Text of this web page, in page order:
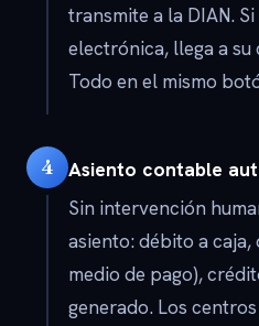
transmite a la DIAN.
electrónica, llega a su
Todo en el mismo
4 Asiento contable
Sin intervención
asiento: débito a caja,
medio de pago),
generado. Los